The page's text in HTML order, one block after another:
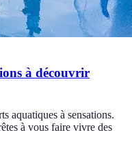
à découvrir
aquatiques à sensations.
à vous faire vivre des